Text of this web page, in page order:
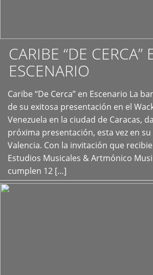
CARIBE “DE CERCA”
ESCENARIO
Caribe “De Cerca” en Escenario La
de su exitosa presentación en el
Venezuela en la ciudad de Caracas,
próxima presentación, esta vez en
Valencia. Con la invitación que
Estudios Musicales & Artmónico
cumplen 12 […]
+